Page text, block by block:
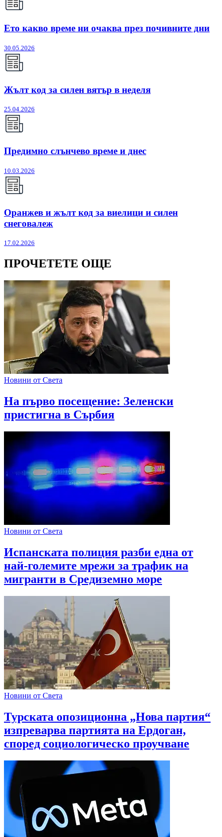
Ето какво време ни очаква през почивните дни
30.05.2026
Жълт код за силен вятър в неделя
25.04.2026
Предимно слънчево време и днес
10.03.2026
Оранжев и жълт код за виелици и силен
снеговалеж
17.02.2026
ПРОЧЕТЕТЕ ОЩЕ
Новини от Света
На първо посещение: Зеленски
пристигна в Сърбия
Новини от Света
Испанската полиция разби една от
най-големите мрежи за трафик на
мигранти в Средиземно море
Новини от Света
Турската опозиционна „Нова партия“
изпреварва партията на Ердоган,
според социологическо проучване